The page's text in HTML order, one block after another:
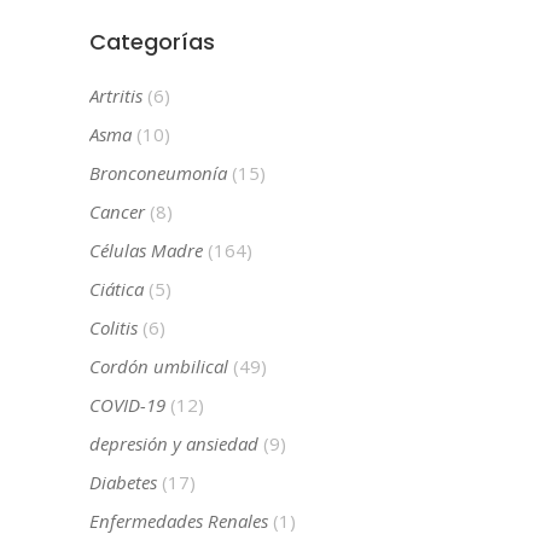
Categorías
Artritis (6)
Asma (10)
Bronconeumonía (15)
Cancer(8)
Células Madre (164)
Ciática (5)
Colitis (6)
Cordón umbilical (49)
COVID-19 (12)
depresión y ansiedad (9)
Diabetes (17)
Enfermedades Renales (1)